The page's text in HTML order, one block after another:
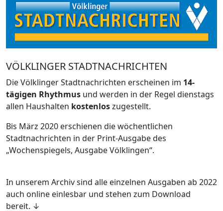
VÖLKLINGER STADTNACHRICHTEN
Die Völklinger Stadtnachrichten erscheinen im 14-
tägigen Rhythmus und werden in der Regel dienstags
allen Haushalten kostenloszugestellt.
Bis März 2020 erschienen die wöchentlichen
Stadtnachrichten in der Print-Ausgabe des
„Wochenspiegels, Ausgabe Völklingen“.
In unserem Archiv sind alle einzelnen Ausgaben ab 2022
auch online einlesbar und stehen zum Download
bereit. ↓